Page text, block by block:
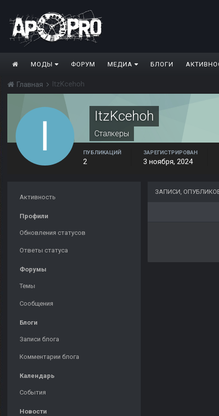
МОДЫ ФОРУМ МЕДИА БЛОГИ
Главная ItzKcehoh
ItzKcehoh
Сталкеры
ПУБЛИКАЦИЙ
2
ЗАРЕГИСТРИРОВАН
3 ноября, 2024
Активность
Профили
Обновления статусов
Ответы статуса
Форумы
Темы
Сообщения
Блоги
Записи блога
Комментарии блога
Календарь
События
Новости
ЗАПИСИ,